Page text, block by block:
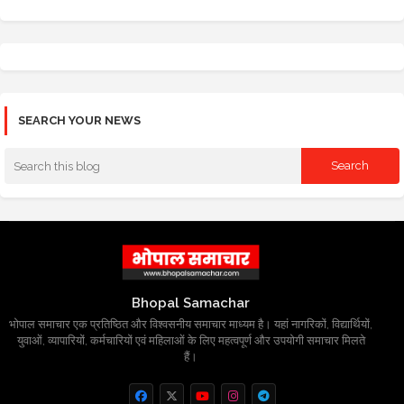
SEARCH YOUR NEWS
Bhopal Samachar
भोपाल समाचार एक प्रतिष्ठित और विश्वसनीय समाचार माध्यम है। यहां नागरिकों, विद्यार्थियों,
युवाओं, व्यापारियों, कर्मचारियों एवं महिलाओं के लिए महत्वपूर्ण और उपयोगी समाचार मिलते
हैं।